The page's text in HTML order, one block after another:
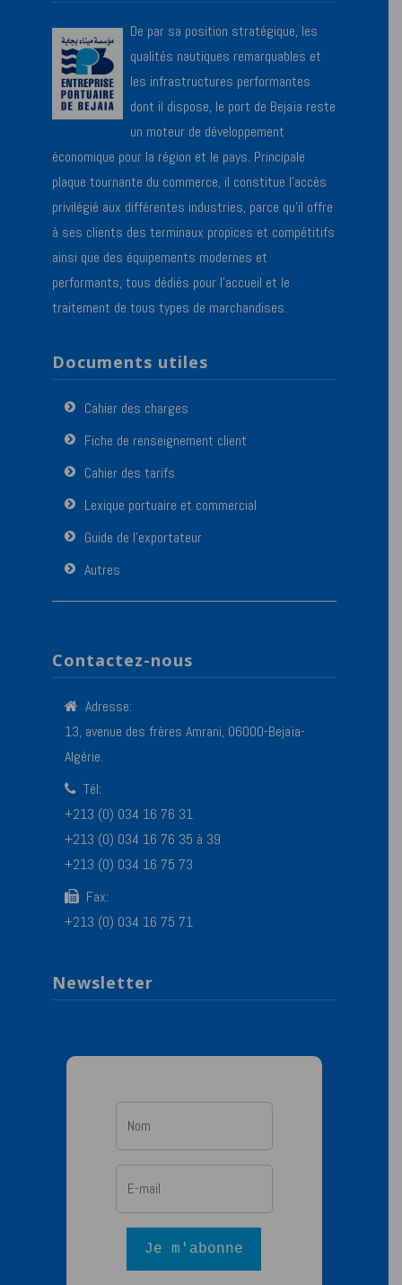
De par sa position stratégique, les
qualités nautiques remarquables et
les infrastructures performantes
dont il dispose, le port de Bejaïa reste
un moteur de développement
économique pour la région et le pays. Principale
plaque tournante du commerce, il constitue l’accès
privilégié aux différentes industries, parce qu’il offre
à ses clients des terminaux propices et compétitifs
ainsi que des équipements modernes et
performants, tous dédiés pour l’accueil et le
traitement de tous types de marchandises.
Documents utiles
Cahier des charges
Fiche de renseignement client
Cahier des tarifs
Lexique portuaire et commercial
Guide de l’exportateur
Autres
Contactez-nous
Adresse:
13, avenue des frères Amrani, 06000-Bejaïa-
Algérie.
Tél:
+213 (0) 034 16 76 31
+213 (0) 034 16 76 35 à 39
+213 (0) 034 16 75 73
Fax:
+213 (0) 034 16 75 71
Newsletter
Je m'abonne